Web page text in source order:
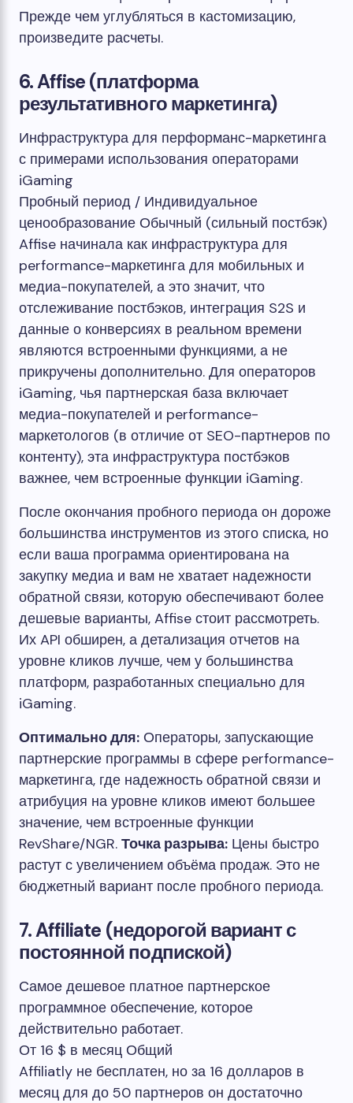
Прежде чем углубляться в кастомизацию,
произведите расчеты.
6. Affise (платформа
результативного маркетинга)
Инфраструктура для перформанс-маркетинга
с примерами использования операторами
iGaming
Пробный период / Индивидуальное
ценообразование Обычный (сильный постбэк)
Affise начинала как инфраструктура для
performance-маркетинга для мобильных и
медиа-покупателей, а это значит, что
отслеживание постбэков, интеграция S2S и
данные о конверсиях в реальном времени
являются встроенными функциями, а не
прикручены дополнительно. Для операторов
iGaming, чья партнерская база включает
медиа-покупателей и performance-
маркетологов (в отличие от SEO-партнеров по
контенту), эта инфраструктура постбэков
важнее, чем встроенные функции iGaming.
После окончания пробного периода он дороже
большинства инструментов из этого списка, но
если ваша программа ориентирована на
закупку медиа и вам не хватает надежности
обратной связи, которую обеспечивают более
дешевые варианты, Affise стоит рассмотреть.
Их API обширен, а детализация отчетов на
уровне кликов лучше, чем у большинства
платформ, разработанных специально для
iGaming.
Оптимально для: Операторы, запускающие
партнерские программы в сфере performance-
маркетинга, где надежность обратной связи и
атрибуция на уровне кликов имеют большее
значение, чем встроенные функции
RevShare/NGR. Точка разрыва: Цены быстро
растут с увеличением объёма продаж. Это не
бюджетный вариант после пробного периода.
7. Affiliate (недорогой вариант с
постоянной подпиской)
Самое дешевое платное партнерское
программное обеспечение, которое
действительно работает.
От 16 $ в месяц Общий
Affiliatly не бесплатен, но за 16 долларов в
месяц для до 50 партнеров он достаточно